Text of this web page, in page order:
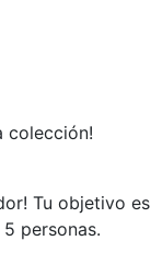
colección!
Tu objetivo es
personas.